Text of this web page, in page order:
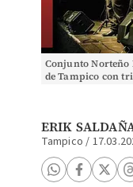
Conjunto Norteño
de Tampico con
ERIK
Tampico /